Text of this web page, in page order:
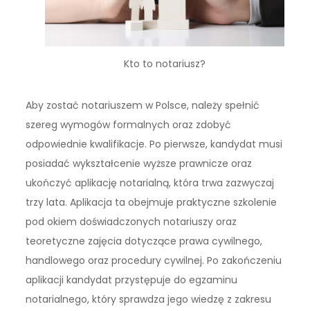
Kto to notariusz?
Aby zostać notariuszem w Polsce, należy spełnić
szereg wymogów formalnych oraz zdobyć
odpowiednie kwalifikacje. Po pierwsze, kandydat musi
posiadać wykształcenie wyższe prawnicze oraz
ukończyć aplikację notarialną, która trwa zazwyczaj
trzy lata. Aplikacja ta obejmuje praktyczne szkolenie
pod okiem doświadczonych notariuszy oraz
teoretyczne zajęcia dotyczące prawa cywilnego,
handlowego oraz procedury cywilnej. Po zakończeniu
aplikacji kandydat przystępuje do egzaminu
notarialnego, który sprawdza jego wiedzę z zakresu